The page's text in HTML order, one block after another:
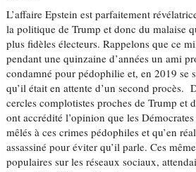
L’affaire Epstein est parfaitement
la politique de Trump et donc du malaise
plus fidèles électeurs. Rappelons que ce
pendant une quinzaine d’années un ami
condamné pour pédophilie et, en 2019 se
qu’il était en attente d’un second procès.
cercles complotistes proches de Trump et
ont accrédité l’opinion que les
mêlés à ces crimes pédophiles et qu’en
assassiné pour éviter qu’il parle. Ces
populaires sur les réseaux sociaux,